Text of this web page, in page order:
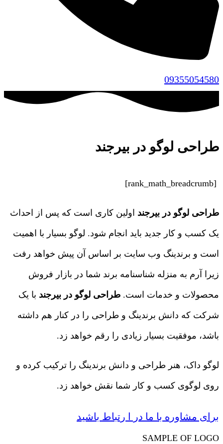
09355054580
طراحی لوگو در بیرجند
[rank_math_breadcrumb]
طراحی لوگو در بیرجند اولین کاری است که پس از احداث
یک کسب و کار جدید باید انجام شود. لوگو بسیار با اهمیت
است و برندینگ وب سایت بر اساس آن پیش خواهد رفت
زیرا آرم به منزله شناسنامه برند شما در بازار فروش
محصولات و خدمات است. طراحی لوگو در بیرجند با یک
شرکت که دانش برندینگ و طراحی را در کنار هم داشته
باشد، موفقیت بسیار زیادی را رقم خواهد زد.
لوگو داک، هنر طراحی و دانش برندینگ را ترکیب کرده و
روی لوگوی کسب و کار شما نقش خواهد زد.
برای مشاوره با ما در ا رتباط باشید
SAMPLE OF LOGO